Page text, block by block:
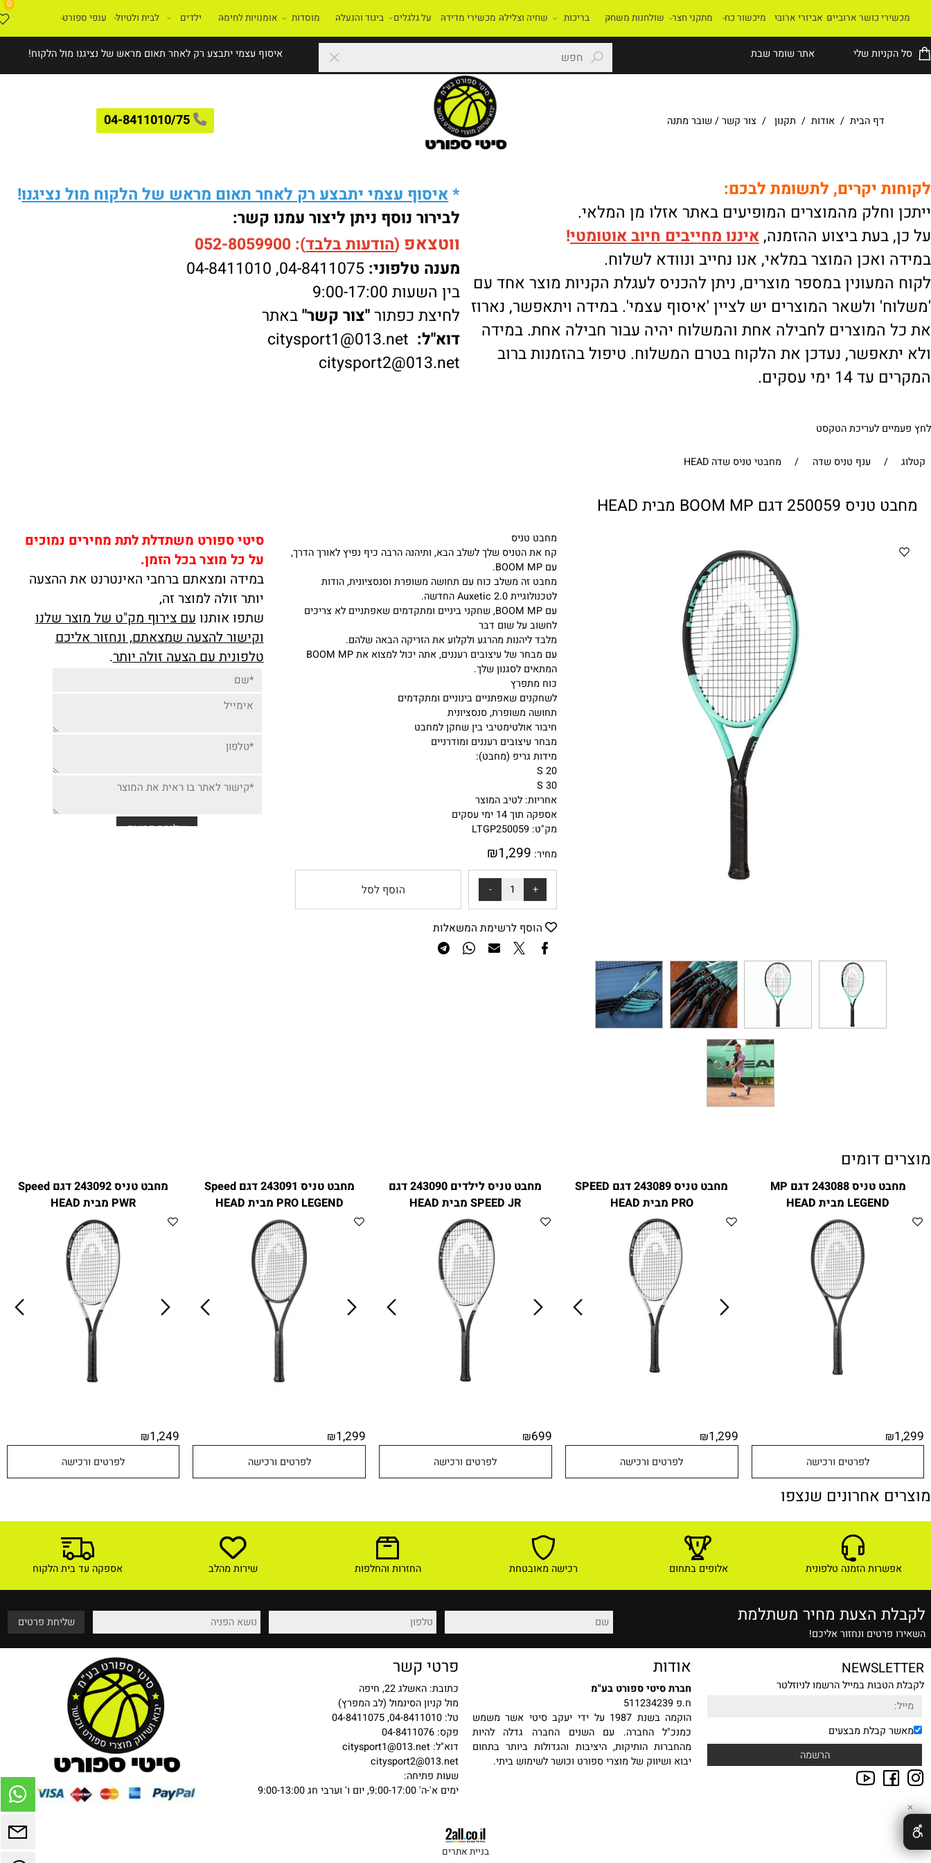
שלי אתר שומר שבת איסוף עצמי יתבצע רק לאחר תאום מראש של נציגנו מול הלקוח!
דף הבית/אודות /תקנון /צור קשר/ שובר מתנה 04-8411010/75
0
כושר ארוביים אביזרי ארובי מיכשור כח מתקני חצר שולחנות משחק בריכות שחיה וצלילה מכשירי מדידה על גלגלים ביגוד והנעלה מוסדות אומנויות לחימה ילדים לבית ולטיול ענפי ספורט
יקרים, לתשומת לבכם:
וחלק מהמוצרים המופיעים באתר אזלו מן המלאי.
בעת ביצוע ההזמנה,איננומחייבים חיוב אוטומטי!
המוצר במלאי, אנו נחייב ונוודא לשלוח.
במספר מוצרים, ניתן להכניס לעגלת הקניות מוצר אחד עם
ולשאר המוצרים יש לציין 'איסוף עצמי'. במידה ויתאפשר, נארוז
לחבילה אחת והמשלוח יהיה עבור חבילה אחת. במידה
נעדכן את הלקוח בטרם המשלוח. טיפול בהזמנות ברוב
עסקים.
איסוף עצמי יתבצע רק לאחר תאום מראש של הלקוח מול נציגנו!
לבירור נוסף ניתן ליצור עמנו קשר:
ווטצאפ (הודעות בלבד):
052-8059900
מענה טלפוני:04-8411075
,
04-8411010
בין השעות 9:00-17:00
לחיצת כפתור "צור קשר"באתר
דוא"ל:citysport1@013.net
citysport2@013.net
מחבט טניס
קח את הטניס שלך לשלב הבא, ותיהנה הרבה כיף נפיץ לאורך הדרך,
מחבט זה משלב כוח עם תחושה משופרת וסנסציונית, הודות
לטכנולוגיית Auxetic 2.0 החדשה.
עם BOOM MP, שחקני ביניים ומתקדמים שאפתניים לא צריכים
לחשוב על שום דבר
מלבד ליהנות מהרגע ולקלוע את הזריקה הבאה שלהם.
המתאים לסגנון שלך.
כוח מתפרץ
לשחקנים שאפתניים בינוניים ומתקדמים
תחושה משופרת, סנסציונית
חיבור אולטימטיבי בין שחקן למחבט
מבחר עיצובים רעננים ומודרניים
מידות גריפ (מחבט):
אחריות: לטיב המוצר
אספקה תוך 14 ימי עסקים
₪ 1,299
סיטי ספורט משתדלת לתת מחירים נמוכים
על כל מוצר בכל הזמן.
במידה ומצאתם ברחבי האינטרנט את ההצעה
יותר זולה למוצר זה,
שתפו אותנועם צירוף מק"ט של מוצר שלנו
וקישור להצעה שמצאתם, ונחזור אליכם
טלפונית עם הצעה זולה יותר
דומים
מחבט טניס 243088 דגם MP
לפרטים ורכישה
מחבט טניס 243089 דגם SPEED
לפרטים ורכישה
SPEED JR מבית HEAD
לפרטים ורכישה
PRO LEGEND מבית HEAD
לפרטים ורכישה
PWR מבית HEAD
לפרטים ורכישה
אחרונים שנצפו
הזמנה טלפונית רכישה מאובטחת החזרות והחלפות שירות מהלב אספקה עד בית הלקוח
הצעת מחיר משתלמת
ונחזור אליכם!
במייל הרשמו לניוזלטר
קבלת מבצעים
אודות
חברת סיטי ספורט בע"מ
פרטי קשר
כתובת: האשלג 22, חיפה
מול קניון הסינמול (לב המפרץ)
citysport2@013.net
שעות פתיחה: